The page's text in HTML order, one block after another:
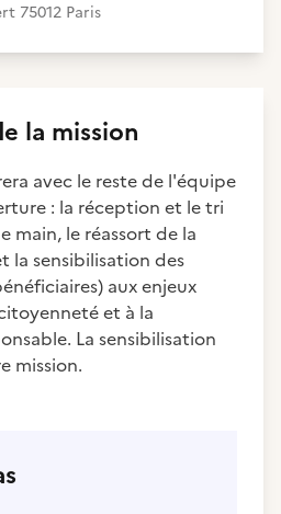
75012 Paris
la mission
avec le reste de l'équipe
: la réception et le tri
main, le réassort de la
la sensibilisation des
aux enjeux
et à la
La sensibilisation
mission.